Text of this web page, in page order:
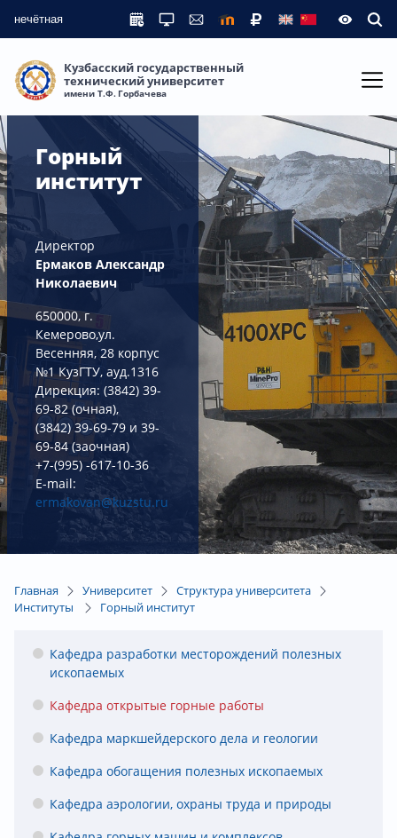
нечётная
Кузбасский государственный
технический университет
имени Т.Ф. Горбачева
Горный
институт
Директор
Ермаков Александр
Николаевич
650000, г.
Кемерово,ул.
Весенняя, 28 корпус
№1 КузГТУ, ауд.1316
Дирекция: (3842) 39-
69-82 (очная),
(3842) 39-69-79 и 39-
69-84 (заочная)
+7-(995) -617-10-36
E-mail:
ermakovan@kuzstu.ru
Главная Университет
Структура университета
Институты
Горный институт
Кафедра разработки месторождений полезных
ископаемых
Кафедра открытые горные работы
Кафедра маркшейдерского дела и геологии
Кафедра обогащения полезных ископаемых
Кафедра аэрологии, охраны труда и природы